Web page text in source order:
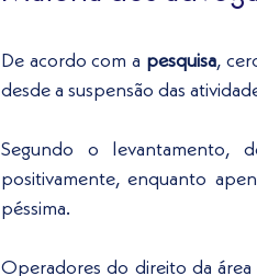
De acordo com a pesquisa,
desde a suspensão das
Segundo o levantamento,
positivamente, enquanto
péssima.
Operadores do direito da